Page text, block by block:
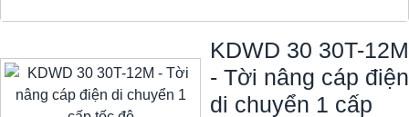
KDWD 30 30T-12M
- Tời nâng cáp điện
di chuyển 1 cấp